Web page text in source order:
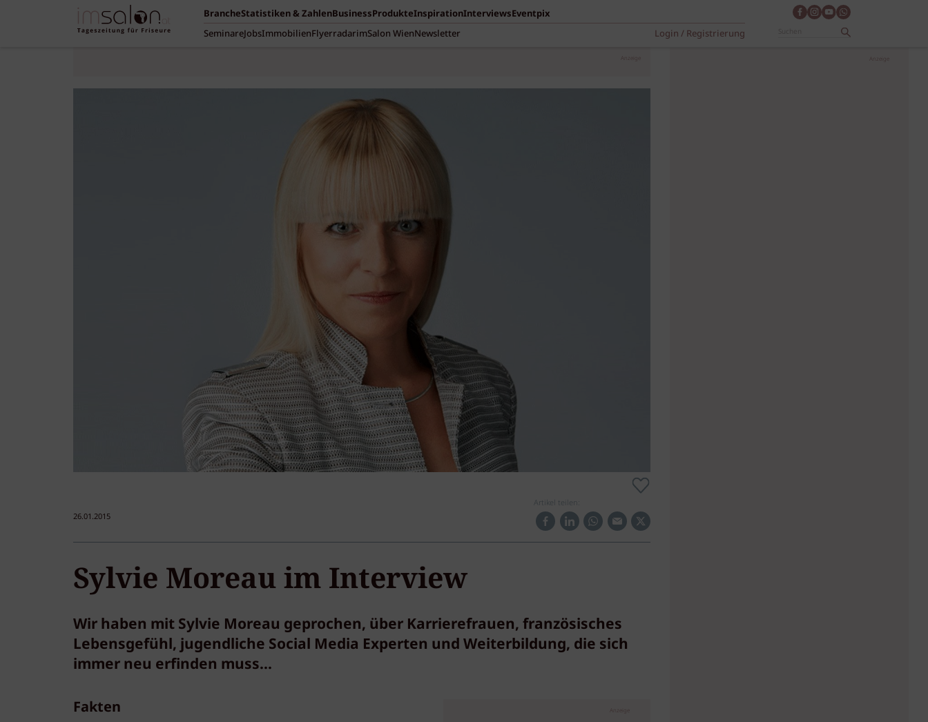
BrancheStatistiken & ZahlenBusinessProdukteInspirationInterviewsEventpix
SeminareJobsImmobilienFlyerradarimSalon WienNewsletter Login / Registrierung
Anzeige
26.01.2015
Artikel teilen:
Sylvie Moreau im Interview
Wir haben mit Sylvie Moreau geprochen, über Karrierefrauen, französisches
Lebensgefühl, jugendliche Social Media Experten und Weiterbildung, die sich
immer neu erfinden muss...
Anzeige
Fakten
Anzeige